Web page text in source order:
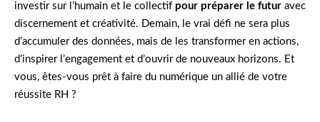
investir sur l’humain et le collectif pour préparer le futur avec
discernement et créativité. Demain, le vrai défi ne sera plus
d’accumuler des données, mais de les transformer en actions,
d’inspirer l’engagement et d’ouvrir de nouveaux horizons. Et
vous, êtes-vous prêt à faire du numérique un allié de votre
réussite RH ?